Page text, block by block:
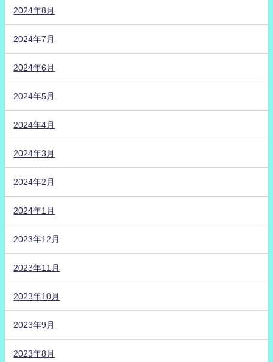
2024年8月
2024年7月
2024年6月
2024年5月
2024年4月
2024年3月
2024年2月
2024年1月
2023年12月
2023年11月
2023年10月
2023年9月
2023年8月